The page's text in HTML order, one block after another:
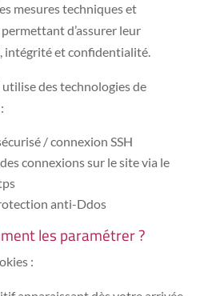
mesures techniques et
d’assurer leur
intégrité et confidentialité.
des technologies de
/ connexion SSH
connexions sur le site via le
anti-Ddos
les paramétrer ?
: